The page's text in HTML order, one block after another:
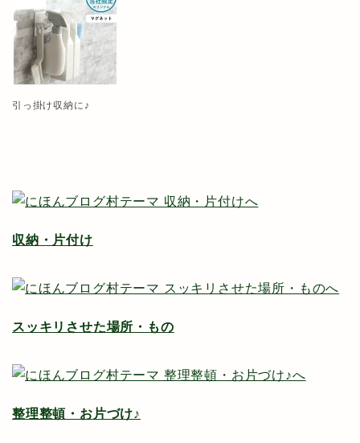
引っ掛け収納に♪
収納・片付け
スッキリさせた場所・もの
整理整頓・お片づけ♪